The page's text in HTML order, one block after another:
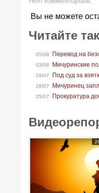
Вы не можете
Читайте
05/08 Перевод на
03/08 Мичуринские
29/07 Под суд за
29/07 Мичуринец
25/07 Прокуратура